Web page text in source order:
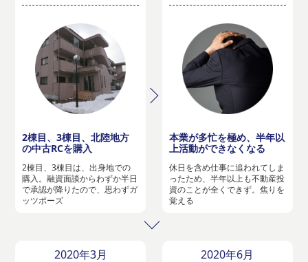
2棟目、3棟目、北陸地方
の中古RCを購入
2棟目、3棟目は、出身地での
購入。融資面談からわずか半日
で承認が降りたので、思わずガ
ッツポーズ
本業が多忙を極め、半年以
上活動ができなくなる
休日を含め仕事に追われてしま
ったため、半年以上も不動産投
資のことが全くできず。焦りを
覚える
2020年3月 2020年6月